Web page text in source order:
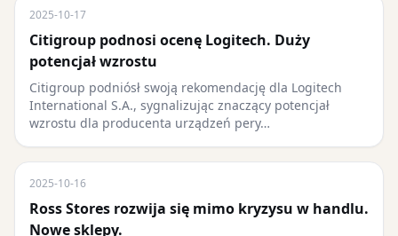
2025-10-17
Citigroup podnosi ocenę Logitech. Duży
potencjał wzrostu
Citigroup podniósł swoją rekomendację dla Logitech
International S.A., sygnalizując znaczący potencjał
wzrostu dla producenta urządzeń pery…
2025-10-16
Ross Stores rozwija się mimo kryzysu w handlu.
Nowe sklepy.